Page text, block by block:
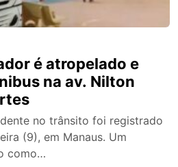
é atropelado e
na av. Nilton
no trânsito foi registrado
(9), em Manaus. Um
como…